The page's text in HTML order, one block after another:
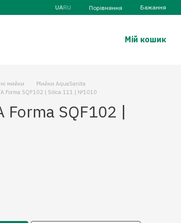
UARU Порівняння Бажання
Мій кошик
мийки
Мийки AquaSanita
Forma SQF102 | Silica 111 | №1010
Forma SQF102 |